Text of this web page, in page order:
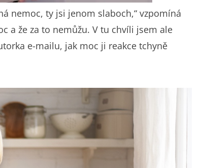
nemoc, ty jsi jenom slaboch,“ vzpomíná
a že za to nemůžu. V tu chvíli jsem ale
e-mailu, jak moc ji reakce tchyně